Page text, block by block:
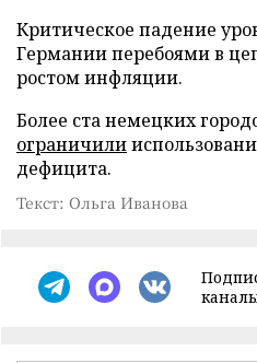
Критическое падение
Германии перебоями в
ростом инфляции.
Более ста немецких
ограничили
дефицита.
Текст: Ольга Иванова